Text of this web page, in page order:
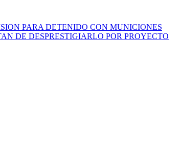
PARA DETENIDO CON MUNICIONES
DE DESPRESTIGIARLO POR PROYECTO